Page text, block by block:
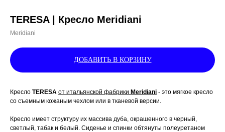
TERESA | Кресло Meridiani
Meridiani
ДОБАВИТЬ В КОРЗИНУ
Кресло TERESA от итальянской фабрики Meridiani - это мягкое кресло
со съемным кожаным чехлом или в тканевой версии.
Кресло имеет структуру их массива дуба, окрашенного в черный,
светлый, табак и белый. Сиденье и спинки обтянуты полеуретаном